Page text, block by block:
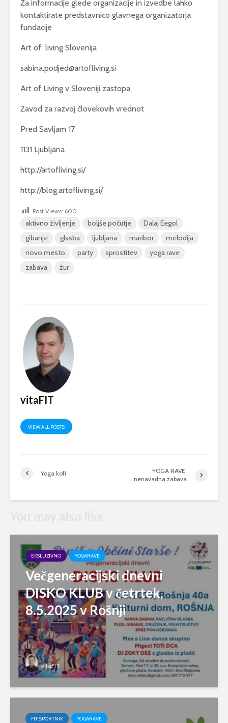
Za informacije glede organizacije in izvedbe lahko
kontaktirate predstavnico glavnega organizatorja
fundacije
Art of living Slovenija
sabina.podjed@artofliving.si
Art of Living v Sloveniji zastopa
Zavod za razvoj človekovih vrednot
Pred Savljam 17
1131 Ljubljana
http://artofliving.si/
http://blog.artofliving.si/
Post Views: 600
aktivno življenje boljše počutje
Dalaj Eegol
gibanje
glasba ljubljana maribor
melodija
novo mesto
party sprostitev
yoga rave
zabava
žur
vitaFIT
VIEW ALL POSTS
Yoga kofi
YOGA RAVE,
nenavadna zabava
EKSLUZIVNO YOGARAVE
Večgeneracijski dnevni
DISKO KLUB v četrtek,
8.5.2025 v Rošnji
vitaFIT
FIT ŠPORTNIK YOGARAVE